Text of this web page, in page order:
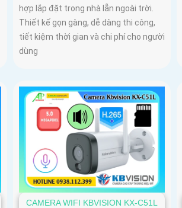
hợp lắp đặt trong nhà lẫn ngoài trời.
Thiết kế gọn gàng, dễ dàng thi công,
tiết kiệm thời gian và chi phí cho người
dùng
CAMERA WIFI KBVISION KX-C51L